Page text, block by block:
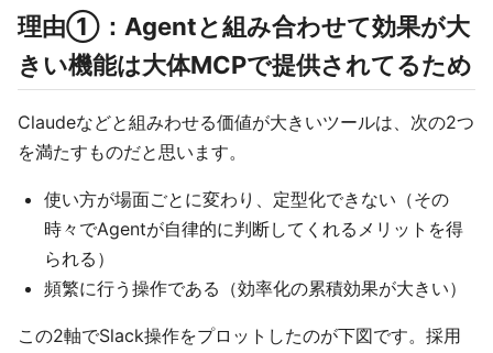
理由①：Agentと組み合わせて効果が大
きい機能は大体MCPで提供されてるため
Claudeなどと組みわせる価値が大きいツールは、次の2つ
を満たすものだと思います。
使い方が場面ごとに変わり、定型化できない（その
時々でAgentが自律的に判断してくれるメリットを得
られる）
頻繁に行う操作である（効率化の累積効果が大きい）
この2軸でSlack操作をプロットしたのが下図です。採用